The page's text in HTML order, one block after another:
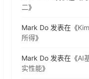
二》
Mark Do 发表在《
所得》
Mark Do 发表在《AI
实性能》